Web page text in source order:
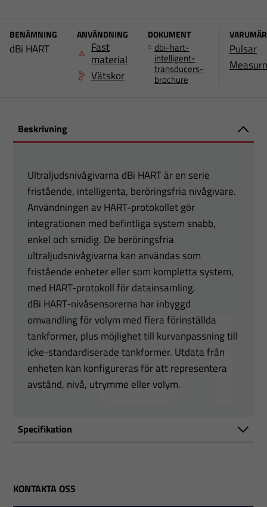
BENÄMNING
dBi HART
ANVÄNDNING
Fast
material
Vätskor
DOKUMENT
dbi-hart-
intelligent-
transducers-
brochure
Pulsar
Beskrivning
Ultraljudsnivågivarna dBi HART är en serie
fristående, intelligenta, beröringsfria nivågivare.
Användningen av HART-protokollet gör
integrationen med befintliga system snabb,
enkel och smidig. De beröringsfria
ultraljudsnivågivarna kan användas som
fristående enheter eller som kompletta system,
med HART-protokoll för datainsamling.
dBi HART-nivåsensorerna har inbyggd
omvandling för volym med flera förinställda
tankformer, plus möjlighet till kurvanpassning till
icke-standardiserade tankformer. Utdata från
enheten kan konfigureras för att representera
avstånd, nivå, utrymme eller volym.
Specifikation
KONTAKTA OSS